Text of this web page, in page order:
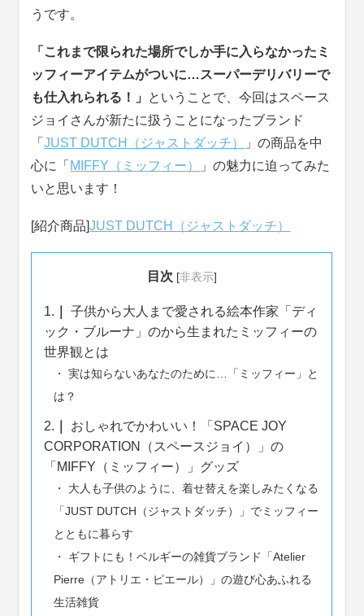
うです。
「これまで限られた場所でしか手に入らなかったミ
ッフィーアイテムがついに…スーパーデリバリーで
も仕入れられる！」 ということで、今回はスペース
ジョイさんが新たに扱うことになったブランド
「JUST DUTCH（ジャストダッチ）
」の商品を中
心に「 MIFFY（ミッフィー）
」の魅力に迫ってみた
いと思います！
[紹介商品]JUST DUTCH（ジャストダッチ）
目次 [非表示]
1.
子供から大人まで愛される絵本作家「ディ
ック・ブルーナ」のから生まれたミッフィーの
世界観とは
実は知らないあなたのために…「ミッフィー」と
は？
2.
おしゃれでかわいい！「SPACE JOY
CORPORATION（スペースジョイ）」の
「MIFFY（ミッフィー）」グッズ
大人も子供のように、着せ替えを楽しみたくなる
「JUST DUTCH（ジャストダッチ）」でミッフィー
とともに暮らす
ギフトにも！ベルギーの雑貨ブランド「Atelier
Pierre（アトリエ・ピエール）」の遊び心あふれる
生活雑貨